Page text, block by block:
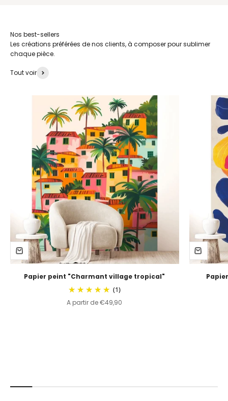
Les créations préférées de nos clients, à composer pour sublimer
chaque pièce.
Tout voir
Papier peint "Charmant village tropical"
(1)
Prix de vente
A partir de €49,90